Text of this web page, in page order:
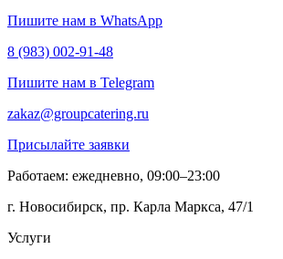
Пишите нам в WhatsApp
8 (983) 002-91-48
Пишите нам в Telegram
zakaz@groupcatering.ru
Присылайте заявки
Работаем: ежедневно, 09:00–23:00
г. Новосибирск, пр. Карла Маркса, 47/1
Услуги